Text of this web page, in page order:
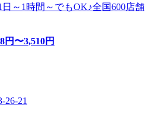
～1時間～でもOK♪全国600店舗
円〜3,510円
26-21